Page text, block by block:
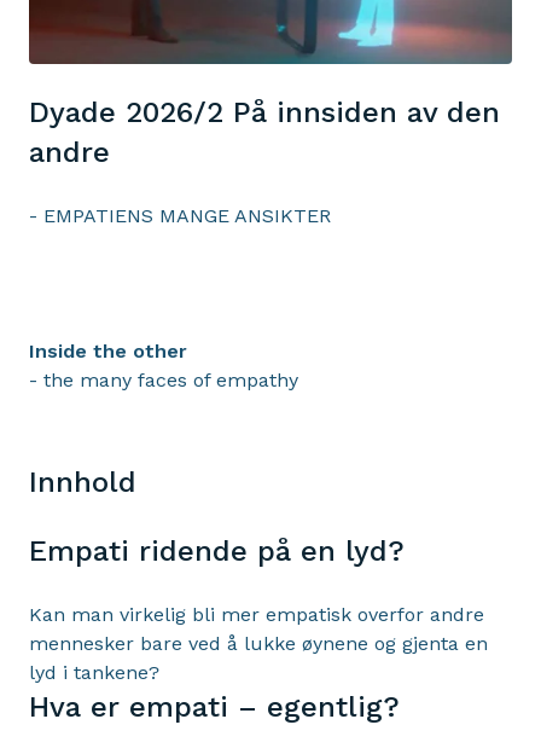
Dyade 2026/2 På innsiden av den
andre
- EMPATIENS MANGE ANSIKTER
Inside the other
- the many faces of empathy
Innhold
Empati ridende på en lyd?
Kan man virkelig bli mer empatisk overfor andre
mennesker bare ved å lukke øynene og gjenta en
lyd i tankene?
Hva er empati – egentlig?